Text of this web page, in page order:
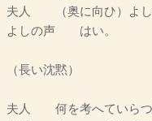
夫人 （奥に向ひ）よし
よしの声 はい。
（長い沈黙）
夫人 何を考へていらつ